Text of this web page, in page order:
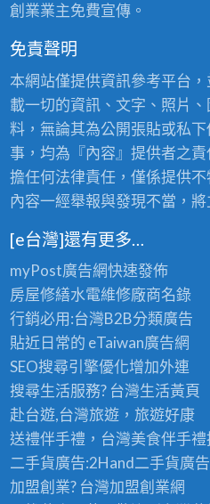
創業業主免費宣傳。
免責聲明
本網站僅提供資訊參考平台
載一切的資訊、文字、照片
料，無論其為公開張貼或私
事，均為『內容』提供者之
擔任何法律責任，僅係提供
內容一經舉報與發現不當，
[e台灣]還有更多…
myPost廣告網快速發佈
房屋修繕水電維修廠商名錄
行銷必用:台灣B2B分類廣告
貼近日常的 eTaiwan廣告網
SEO搜尋引擎優化增加外連
搜尋生活服務? 台灣生活黃頁
赴台遊,台灣旅遊，旅遊好康
送禮伴手禮，台灣美食伴手禮
二手貨廣告:2Hand二手貨廣
加盟創業? 台灣加盟創業網